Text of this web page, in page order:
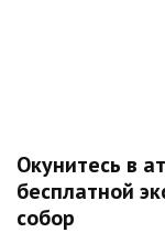
Окунитесь в
бесплатной
собор